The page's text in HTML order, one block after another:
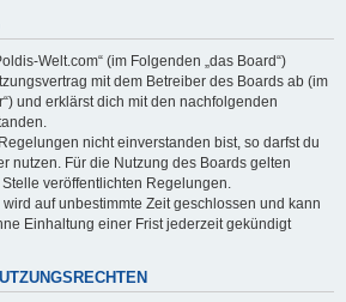
Welt.com“ (im Folgenden „das Board“)
mit dem Betreiber des Boards ab (im
und erklärst dich mit den nachfolgenden
nicht einverstanden bist, so darfst du
nutzen. Für die Nutzung des Boards gelten
veröffentlichten Regelungen.
auf unbestimmte Zeit geschlossen und kann
Einhaltung einer Frist jederzeit gekündigt